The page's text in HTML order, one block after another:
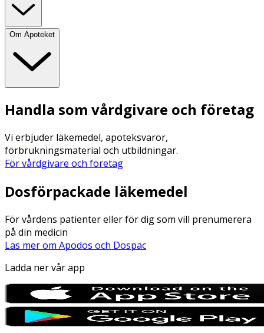
Om Apoteket
Handla som vårdgivare och företag
Vi erbjuder läkemedel, apoteksvaror,
förbrukningsmaterial och utbildningar.
För vårdgivare och företag
Dosförpackade läkemedel
För vårdens patienter eller för dig som vill prenumerera
på din medicin
Läs mer om Apodos och Dospac
Ladda ner vår app